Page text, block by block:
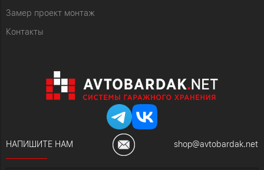
Замер проект монтаж
Контакты
НАПИШИТЕ НАМ shop@avtobardak.net